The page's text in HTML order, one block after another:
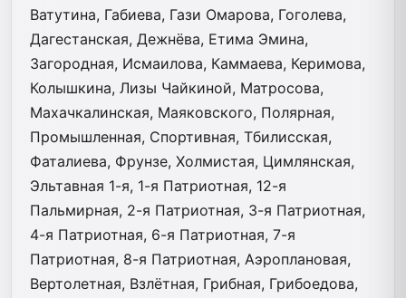
Ватутина, Габиева, Гази Омарова, Гоголева,
Дагестанская, Дежнёва, Етима Эмина,
Загородная, Исмаилова, Каммаева, Керимова,
Колышкина, Лизы Чайкиной, Матросова,
Махачкалинская, Маяковского, Полярная,
Промышленная, Спортивная, Тбилисская,
Фаталиева, Фрунзе, Холмистая, Цимлянская,
Эльтавная 1-я, 1-я Патриотная, 12-я
Пальмирная, 2-я Патриотная, 3-я Патриотная,
4-я Патриотная, 6-я Патриотная, 7-я
Патриотная, 8-я Патриотная, Аэроплановая,
Вертолетная, Взлётная, Грибная, Грибоедова,